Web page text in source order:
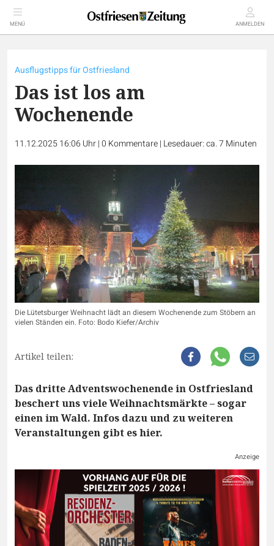
MENÜ ANMELDEN
Ausflugstipps für Ostfriesland
Das ist los am
Wochenende
11.12.2025 16:06 Uhr|0 Kommentare| Lesedauer: ca. 7 Minuten
Die Lütetsburger Weihnacht lädt an diesem Wochenende zum Stöbern an
vielen Ständen ein. Foto: Bodo Kiefer/Archiv
Artikel teilen:
Das dritte Adventswochenende in Ostfriesland
beschert uns viele Weihnachtsmärkte – sogar
einen im Wald. Infos dazu und zu weiteren
Veranstaltungen gibt es hier.
Anzeige